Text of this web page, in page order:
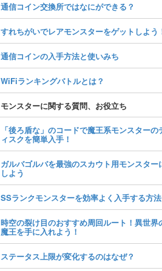
通信コイン交換所ではなにができる？
すれちがいでレアモンスターをゲットしよう
通信コインの入手方法と使いみち
WiFiランキングバトルとは？
モンスターに関する質問、お役立ち
「後ろ盾な」のコードで魔王系モンスターの
ィスクを簡単入手！
ガルバゴルバを最強のスカウト用モンスター
しよう
SSランクモンスターを効率よく入手する方法
時空の裂け目のおすすめ周回ルート！異世界
魔王を手に入れよう！
ステータス上限が変化するのはなぜ？